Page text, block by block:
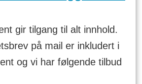
gir tilgang til alt innhold.
på mail er inkludert i
og vi har følgende tilbud